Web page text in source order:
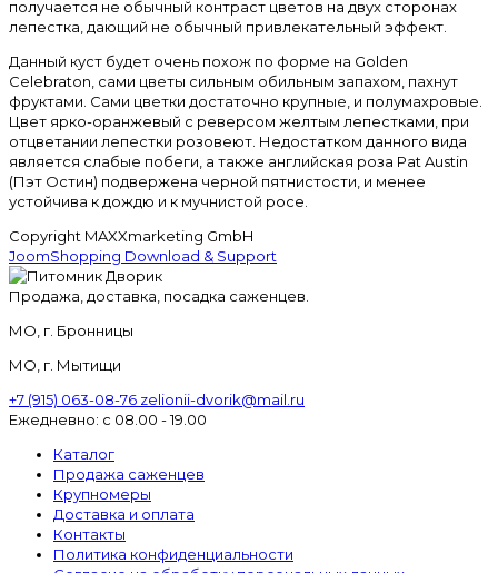
получается не обычный контраст цветов на двух сторонах
лепестка, дающий не обычный привлекательный эффект.
Данный куст будет очень похож по форме на Golden
Celebraton, сами цветы сильным обильным запахом, пахнут
фруктами. Сами цветки достаточно крупные, и полумахровые.
Цвет ярко-оранжевый с реверсом желтым лепестками, при
отцветании лепестки розовеют. Недостатком данного вида
является слабые побеги, а также английская роза Pat Austin
(Пэт Остин) подвержена черной пятнистости, и менее
устойчива к дождю и к мучнистой росе.
Copyright MAXXmarketing GmbH
JoomShopping Download & Support
Продажа, доставка, посадка саженцев.
МО, г. Бронницы
МО, г. Мытищи
+7 (915) 063-08-76 zelionii-dvorik@mail.ru
Ежедневно: с 08.00 - 19.00
Каталог
Продажа саженцев
Крупномеры
Доставка и оплата
Контакты
Политика конфиденциальности